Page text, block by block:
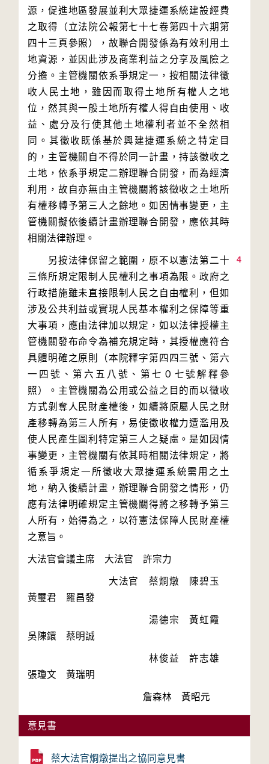
源，促進地區發展並利大眾捷運系統建設經費
之取得（立法院公報第七十七卷第四十六期第
四十三頁參照），故聯合開發係為有效利用土
地資源，並因此涉及商業利益之分享及風險之
分擔。主管機關依系爭規定一，按相關法律徵
收人民土地，雖因而取得土地所有權人之地
位，然其與一般土地所有權人得自由使用、收
益、處分及行使其他土地權利者並不全然相
同。其徵收既係基於興建捷運系統之特定目
的，主管機關自不得於同一計畫，持該徵收之
土地，依系爭規定二辦理聯合開發，而為經濟
利用，故自亦無由主管機關將該徵收之土地所
有權移轉予第三人之餘地。如因情事變更，主
管機關擬依後續計畫辦理聯合開發，應依其時
4
另按法律保留之範圍，原不以憲法第二十
三條所規定限制人民權利之事項為限。政府之
行政措施雖未直接限制人民之自由權利，但如
涉及公共利益或實現人民基本權利之保障等重
大事項，應由法律加以規定，如以法律授權主
管機關發布命令為補充規定時，其授權應符合
具體明確之原則（本院釋字第四四三號、第六
一四號、第六五八號、第七０七號解釋參
照）。主管機關為公用或公益之目的而以徵收
方式剝奪人民財產權後，如續將原屬人民之財
產移轉為第三人所有，易使徵收權力遭濫用及
使人民產生圖利特定第三人之疑慮。是如因情
事變更，主管機關有依其時相關法律規定，將
循系爭規定一所徵收大眾捷運系統需用之土
地，納入後續計畫，辦理聯合開發之情形，仍
應有法律明確規定主管機關得將之移轉予第三
人所有，始得為之，以符憲法保障人民財產權
大法官　蔡烱燉　陳碧玉
湯德宗　黃虹霞
林俊益　許志雄
意見書
蔡大法官烱燉提出之協同意見書